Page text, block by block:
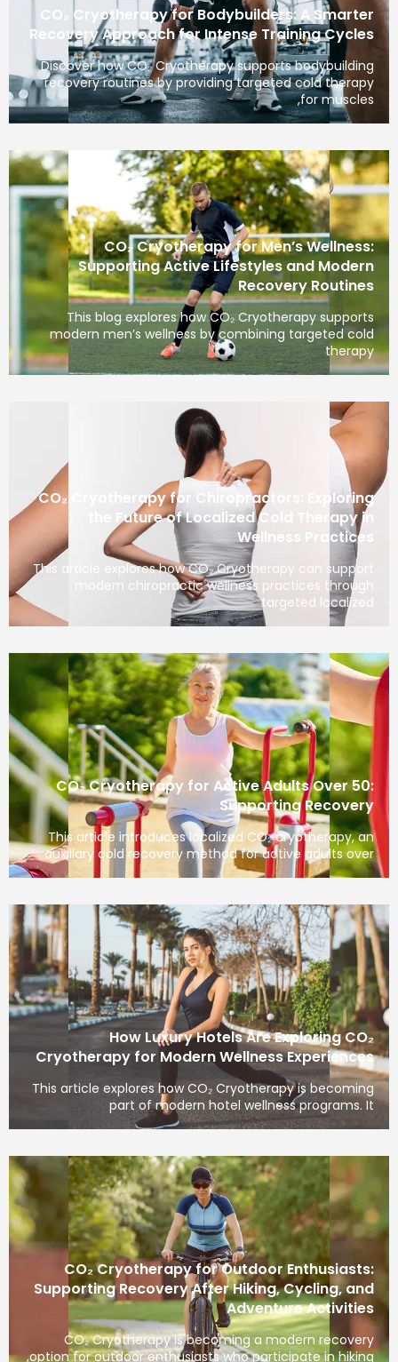
CO₂ Cryotherapy for Bodybuilders: A Smarter
Recovery Approach for Intense Training Cycles
Discover how CO₂ Cryotherapy supports bodybuilding
recovery routines by providing targeted cold therapy
for muscles,
CO₂ Cryotherapy for Men’s Wellness:
Supporting Active Lifestyles and Modern
Recovery Routines
This blog explores how CO₂ Cryotherapy supports
modern men’s wellness by combining targeted cold
therapy
CO₂ Cryotherapy for Chiropractors: Exploring
the Future of Localized Cold Therapy in
Wellness Practices
This article explores how CO₂ Cryotherapy can support
modern chiropractic wellness practices through
targeted localized
CO₂ Cryotherapy for Active Adults Over 50:
Supporting Recovery
This article introduces localized CO₂ cryotherapy, an
auxiliary cold recovery method for active adults over
How Luxury Hotels Are Exploring CO₂
Cryotherapy for Modern Wellness Experiences
This article explores how CO₂ Cryotherapy is becoming
part of modern hotel wellness programs. It
CO₂ Cryotherapy for Outdoor Enthusiasts:
Supporting Recovery After Hiking, Cycling, and
Adventure Activities
CO₂ Cryotherapy is becoming a modern recovery
option for outdoor enthusiasts who participate in hiking,